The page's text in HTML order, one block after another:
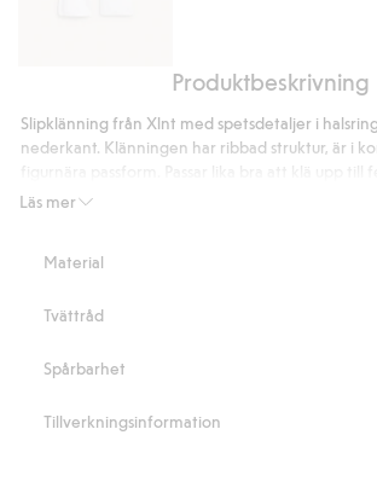
jeans
waist
Produktbeskrivning
Läs mer
Slipklänning från Xlnt med spetsdetaljer i
nederkant. Klänningen har ribbad struktur, är i
som att bära till vardag.
Smala axelband
Längd 75 cm i storlek XL
Artikelnummer
Material
Tvättråd
Spårbarhet
Tillverkningsinformation